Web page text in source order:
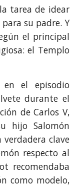
tarea de idear
su padre. Y
el principal
el Templo
el episodio
durante el
de Carlos V,
hijo Salomón
clave
respecto al
recomendaba
como modelo,